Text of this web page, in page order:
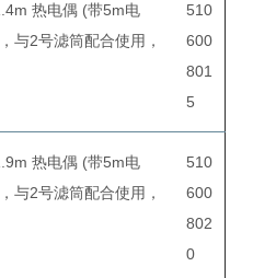
热电偶 (带5m电
与2号滤筒配合使用，
510
600
801
5
热电偶 (带5m电
与2号滤筒配合使用，
510
600
802
0